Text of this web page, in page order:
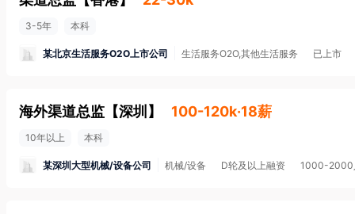
3-5年 本科
某北京生活服务O2O上市公司 生活服务O2O,其他生活服务 已上市
海外渠道总监 【深圳 】 100-120k·18薪
10年以上 本科
某深圳大型机械/设备公司 机械/设备 D轮及以上融资 1000-2000